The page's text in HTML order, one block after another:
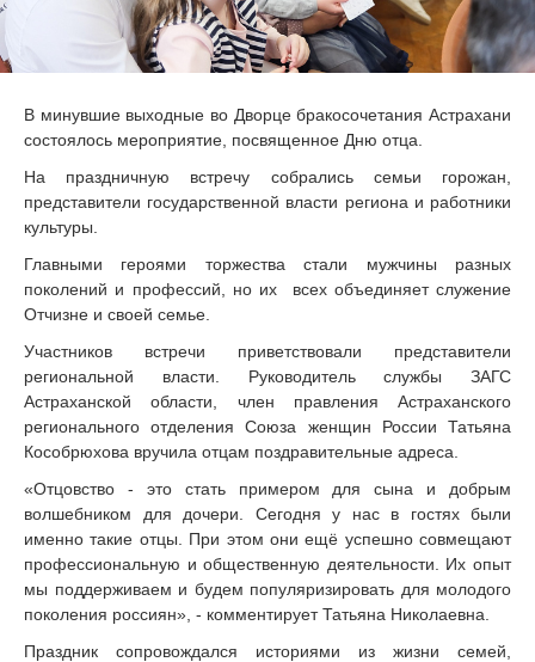
В минувшие выходные во Дворце бракосочетания Астрахани
состоялось мероприятие, посвященное Дню отца.
На праздничную встречу собрались семьи горожан,
представители государственной власти региона и работники
культуры.
Главными героями торжества стали мужчины разных
поколений и профессий, но их всех объединяет служение
Отчизне и своей семье.
Участников встречи приветствовали представители
региональной власти. Руководитель службы ЗАГС
Астраханской области, член правления Астраханского
регионального отделения Союза женщин России Татьяна
Кособрюхова вручила отцам поздравительные адреса.
«Отцовство - это стать примером для сына и добрым
волшебником для дочери. Сегодня у нас в гостях были
именно такие отцы. При этом они ещё успешно совмещают
профессиональную и общественную деятельности. Их опыт
мы поддерживаем и будем популяризировать для молодого
поколения россиян», - комментирует Татьяна Николаевна.
Праздник сопровождался историями из жизни семей,